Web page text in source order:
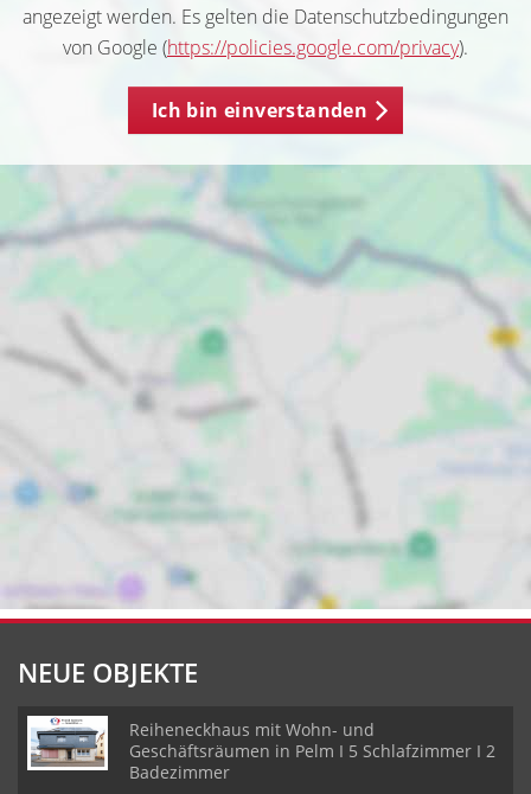
angezeigt werden. Es gelten die Datenschutzbedingungen
von Google (https://policies.google.com/privacy).
Ich bin einverstanden
NEUE OBJEKTE
Reiheneckhaus mit Wohn- und
Geschäftsräumen in Pelm I 5 Schlafzimmer I 2
Badezimmer